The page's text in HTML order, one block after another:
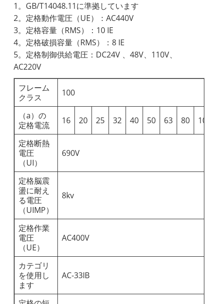
1。GB/T14048.11に準拠しています
2。定格動作電圧（UE）：AC440V
3。定格容量（RMS）：10 IE
4。定格破損容量（RMS）：8 IE
5。定格制御供給電圧：DC24V 、48V、110V、
AC220V
フレーム
クラス
100
（a）の
定格電流
16 20 25 32 40 50 63 80 100
定格断熱
電圧
（UI）
690V
定格脳震
盪に耐え
る電圧
（UIMP）
8kv
定格作業
電圧
（UE）
AC400V
カテゴリ
を使用し
ます
AC-33IB